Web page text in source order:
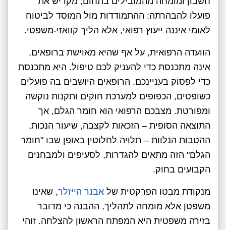
פועלו להבהרתה: ההתמודדות מול המוסד לביטוח
לאומי איננה ייעוץ רפואי, אלא הליך קוואזי-משפטי.
הוועדה הרפואית, על אף שהיא מאוישת ברופאים,
אינה מתכנסת כדי להעניק לכם טיפול. היא מתכנסת
כדי לפסוק בעניינכם. הרופאים היושבים בה פועלים
כשופטים, הכפופים למערכת חוקים ותקנות נוקשה
ומפורטת. מצבכם הרפואי הוא חומר הגלם, אך
התוצאה הסופית – הזכאות לקצבה, שיעור הנכות,
ההטבות הנלוות – תלויה לחלוטין באופן שבו "חומר
הגלם" הזה מתאים להגדרות, לסעיפים ולמבחנים
הקבועים בחוק.
מנקודת מבטו הפרקטית של אבנר הייזלר, שאינו
משפטן אלא מומחה לתהליך, ההבנה כי מדובר
בזירה משפטית היא המפתח הראשון להצלחה. זוהי